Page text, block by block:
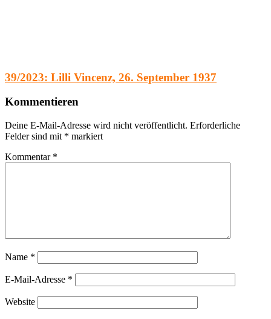
39/2023: Lilli Vincenz, 26. September 1937
Kommentieren
Deine E-Mail-Adresse wird nicht veröffentlicht. Erforderliche
Felder sind mit * markiert
Kommentar *
Name *
E-Mail-Adresse *
Website